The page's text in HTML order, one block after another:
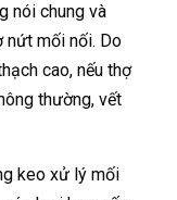
nói chung và
nứt mối nối. Do
cao, nếu thợ
thường, vết
keo xử lý mối